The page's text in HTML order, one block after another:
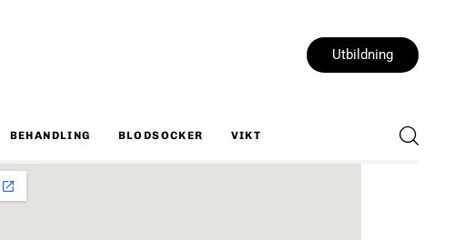
Utbildning
BEHANDLING BLODSOCKER VIKT